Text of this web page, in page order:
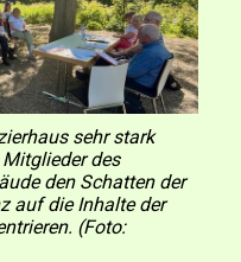
sehr stark
des
den Schatten der
auf die Inhalte der
(Foto: